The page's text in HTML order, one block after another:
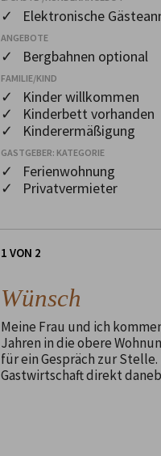
✓ Elektronische
ANGEBOTE
✓ Bergbahnen optional
FAMILIE/KIND
✓ Kinder willkommen
✓ Kinderbett vorhanden
✓ Kinderermäßigung
GASTGEBER: KATEGORIE
✓ Ferienwohnung
✓ Privatvermieter
1 VON 2
Wünsch
Meine Frau und ich
Jahren in die obere
für ein Gespräch zur
Gastwirtschaft direkt